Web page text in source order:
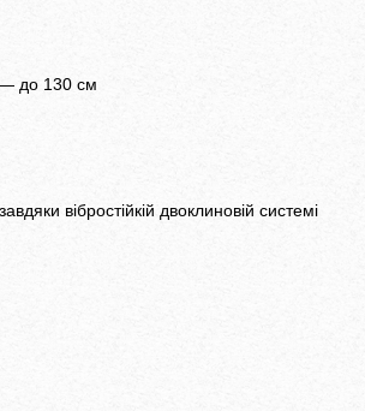
— до 130 см
вібростійкій двоклиновій системі